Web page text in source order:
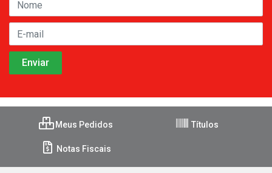
Meus Pedidos Títulos
Notas Fiscais